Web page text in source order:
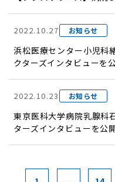
2022.10.27 お知らせ
浜松医療センター小児科
クターズインタビューを
2022.10.23 お知らせ
東京医科大学病院乳腺科
ターズインタビューを公